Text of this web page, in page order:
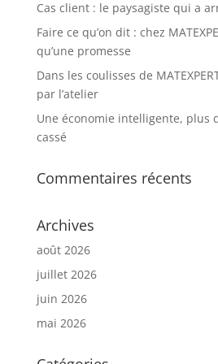
Cas client : le paysagiste qui a
Faire ce qu’on dit : chez
qu’une promesse
Dans les coulisses de
par l’atelier
Une économie intelligente, plus
cassé
Commentaires récents
Archives
août 2026
juillet 2026
juin 2026
mai 2026